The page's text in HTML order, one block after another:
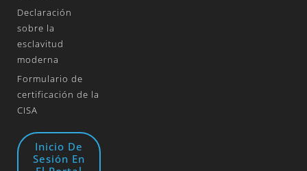
Declaración
sobre la
esclavitud
moderna
Formulario de
certificación de la
CISA
Inicio De
Sesión En